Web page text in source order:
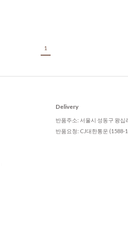
1
Delivery
반품주소: 서울시 성동구 왕십
반품요청: CJ대한통운 (1588-